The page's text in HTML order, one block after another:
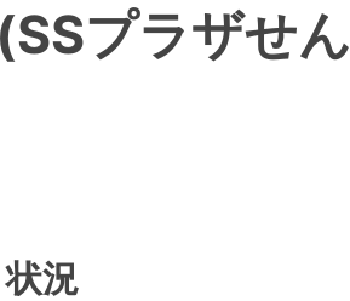
プラザせん
況